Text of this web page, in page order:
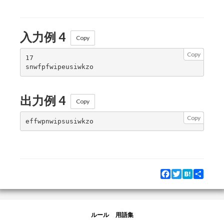
入力例 4 Copy
Copy
17
出力例 4 Copy
Copy
Facebook
Twitter
Hatena
ルール 用語集